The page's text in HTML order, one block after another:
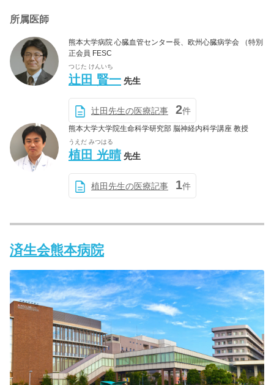
所属医師
熊本大学病院 心臓血管センター長、欧州心臓病学会 （特別
正会員 FESC
つじた けんいち
辻田 賢一 先生
辻田先生の医療記事 2件
熊本大学大学院生命科学研究部 脳神経内科学講座 教授
うえだ みつはる
植田 光晴 先生
植田先生の医療記事 1件
済生会熊本病院